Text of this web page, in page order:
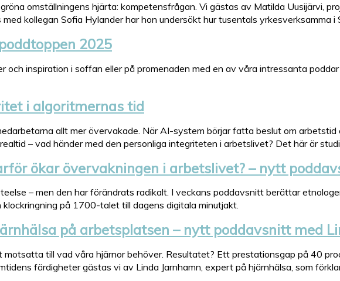
omställningens hjärta: kompetensfrågan. Vi gästas av Matilda Uusijärvi,
kollegan Sofia Hylander har hon undersökt hur tusentals yrkesverksamma i
2025
och inspiration i soffan eller på promenaden med en av våra intressanta
i algoritmernas tid
allt mer övervakade. När AI-system börjar fatta beslut om
– vad händer med den personliga integriteten i arbetslivet? Det här är
ökar övervakningen i arbetslivet? – nytt
– men den har förändrats radikalt. I veckans poddavsnitt berättar
på 1700-talet till dagens digitala minutjakt.
på arbetsplatsen – nytt poddavsnitt med
till vad våra hjärnor behöver. Resultatet? Ett prestationsgap på 40
färdigheter gästas vi av Linda Jarnhamn, expert på hjärnhälsa, som